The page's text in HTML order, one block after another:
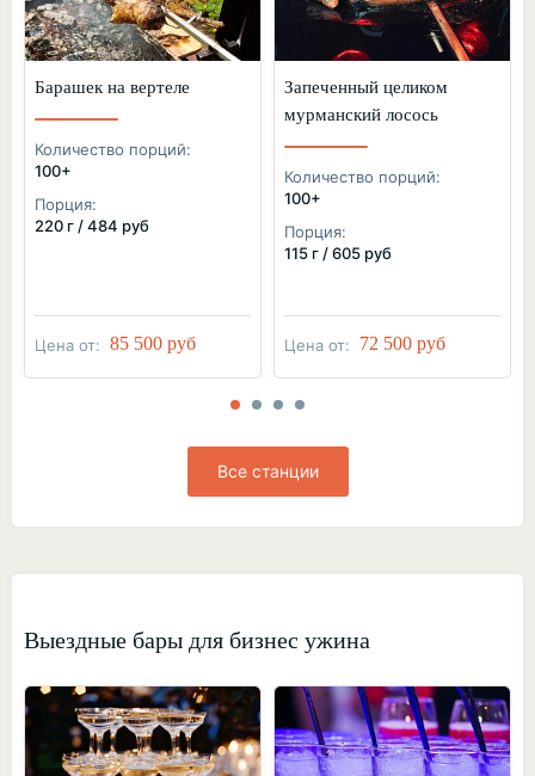
Барашек на вертеле
Количество порций:
100+
Порция:
220 г / 484 руб
Цена от: 85 500 руб
Запеченный целиком
мурманский лосось
Количество порций:
100+
Порция:
115 г / 605 руб
Цена от: 72 500 руб
Все станции
Выездные бары для бизнес ужина